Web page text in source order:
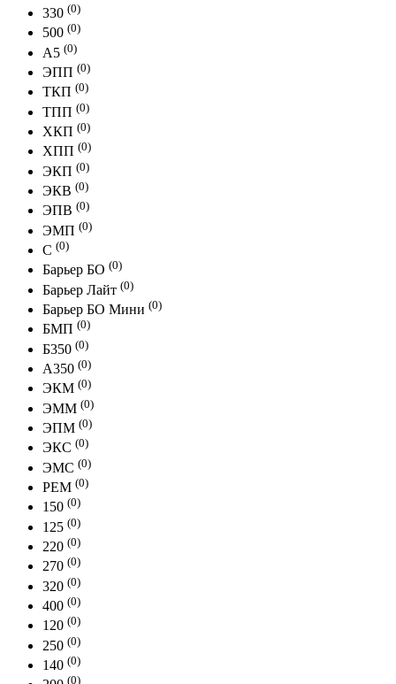
330 (0)
500 (0)
A5 (0)
ЭПП (0)
ТКП (0)
ТПП (0)
ХКП (0)
ХПП (0)
ЭКП (0)
ЭКВ (0)
ЭПВ (0)
ЭМП (0)
С (0)
Барьер БО (0)
Барьер Лайт (0)
Барьер БО Мини (0)
БМП (0)
Б350 (0)
А350 (0)
ЭКМ (0)
ЭММ (0)
ЭПМ (0)
ЭКС (0)
ЭМС (0)
РЕМ (0)
150 (0)
125 (0)
220 (0)
270 (0)
320 (0)
400 (0)
120 (0)
250 (0)
140 (0)
(0)